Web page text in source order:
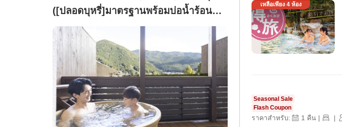
([ปลอดบุหรี่]มาตรฐานพร้อมบ่อน้ำร้อน
กลางแจ้งและเตียงแบบญี่ปุ่นทวิน (ไม่มี
วิว))
เหลือเพียง 4ห้อง
Seasonal Sale
Flash Coupon
ราคาสำหรับ: 1 คืน | |